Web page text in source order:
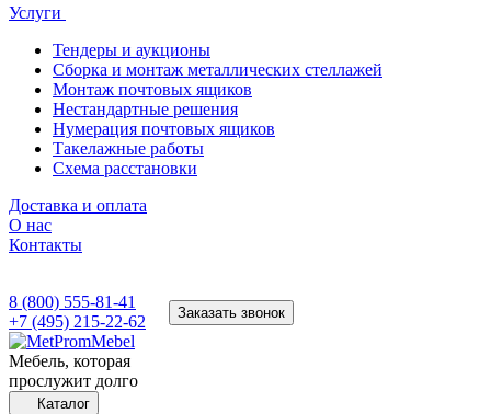
Услуги
Тендеры и аукционы
Сборка и монтаж металлических стеллажей
Монтаж почтовых ящиков
Нестандартные решения
Нумерация почтовых ящиков
Такелажные работы
Схема расстановки
Доставка и оплата
О нас
Контакты
8 (800) 555-81-41
+7 (495) 215-22-62
Заказать звонок
Мебель, которая
прослужит долго
Каталог